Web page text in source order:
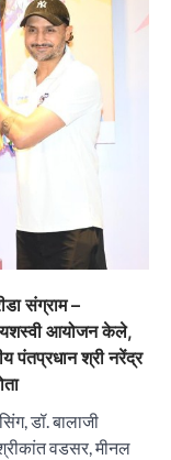
संग्राम –
यशस्वी आयोजन केले,
पंतप्रधान श्री नरेंद्र
डॉ. बालाजी
वडसर, मीनल
की ओर भारत
ने पंजाब में सौर
के लिए पीएसपीसीएल
से की मुलाकात
2026
भाजपा के
की हत्या का सबसे बड़ा